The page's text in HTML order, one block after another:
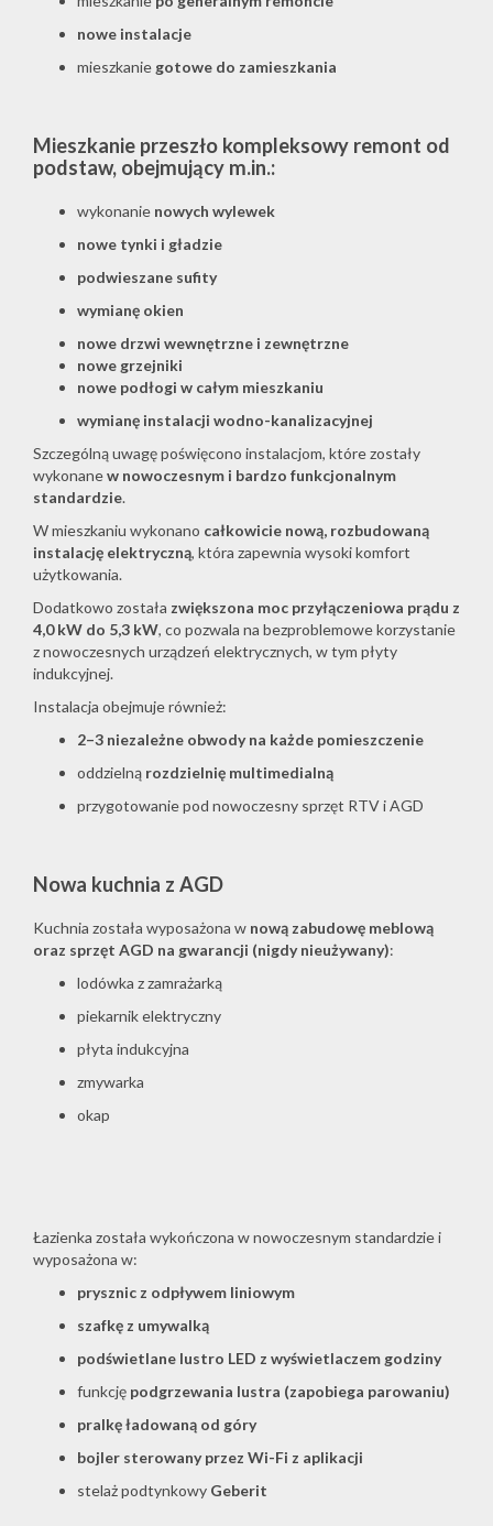
nowe instalacje
mieszkaniegotowe do zamieszkania
Mieszkanie przeszło kompleksowy remont od
podstaw, obejmujący m.in.:
wykonanie nowych wylewek
nowe tynki i gładzie
podwieszane sufity
wymianę okien
nowe drzwi wewnętrzne i zewnętrzne
nowe grzejniki
nowe podłogi w całym mieszkaniu
wymianę instalacji wodno-kanalizacyjnej
Szczególną uwagę poświęcono instalacjom, które zostały
wykonanew nowoczesnym i bardzo funkcjonalnym
standardzie.
W mieszkaniu wykonano całkowicie nową, rozbudowaną
instalację elektryczną, która zapewnia wysoki komfort
użytkowania.
Dodatkowo została zwiększona moc przyłączeniowa prądu z
4,0 kW do 5,3 kW, co pozwala na bezproblemowe korzystanie
z nowoczesnych urządzeń elektrycznych, w tym płyty
indukcyjnej.
Instalacja obejmuje również:
2–3 niezależne obwody na każde pomieszczenie
oddzielną rozdzielnię multimedialną
przygotowanie pod nowoczesny sprzęt RTV i AGD
Nowa kuchnia z AGD
Kuchnia została wyposażona w nową zabudowę meblową
oraz sprzęt AGD na gwarancji (nigdy nieużywany):
lodówka z zamrażarką
piekarnik elektryczny
płyta indukcyjna
zmywarka
okap
Łazienka została wykończona w nowoczesnym standardzie i
wyposażona w:
prysznic z odpływem liniowym
szafkę z umywalką
podświetlane lustro LED z wyświetlaczem godziny
funkcję podgrzewania lustra (zapobiega parowaniu)
pralkę ładowaną od góry
bojler sterowany przez Wi-Fi z aplikacji
stelaż podtynkowy Geberit